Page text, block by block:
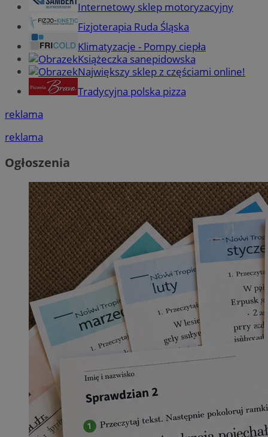
Internetowy sklep motoryzacyjny
Fizjoterapia Ruda Śląska
Klimatyzacje - Pompy ciepła
Książeczka sanepidowska
Największy sklep z częściami online!
Tradycyjna polska pizza
reklama
reklama
Ogłoszenia